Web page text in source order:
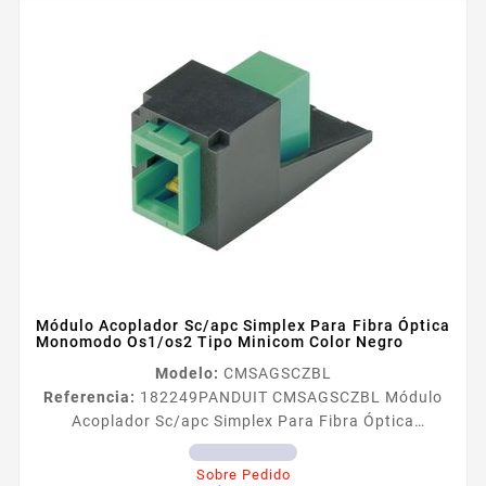
Módulo Acoplador Sc/apc Simplex Para Fibra Óptica
Monomodo Os1/os2 Tipo Minicom Color Negro
Modelo: CMSAGSCZBL
Referencia: 182249 PANDUIT CMSAGSCZBL Módulo
Acoplador Sc/apc Simplex Para Fibra Óptica
Monomodo Os1/os2 Tipo Minicom Color Negro Los
adaptadores de fibra óptica SC con clips de retención
Sobre Pedido